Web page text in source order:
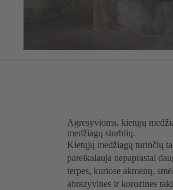
Agresyvioms, kietųjų
medžiagų siurblių.
Kietųjų medžiagų turinčių
pareikalauja nepaprastai
terpes, kuriose akmenų,
abrazyvines ir korozines